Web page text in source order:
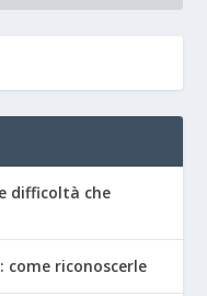
difficoltà che
come riconoscerle